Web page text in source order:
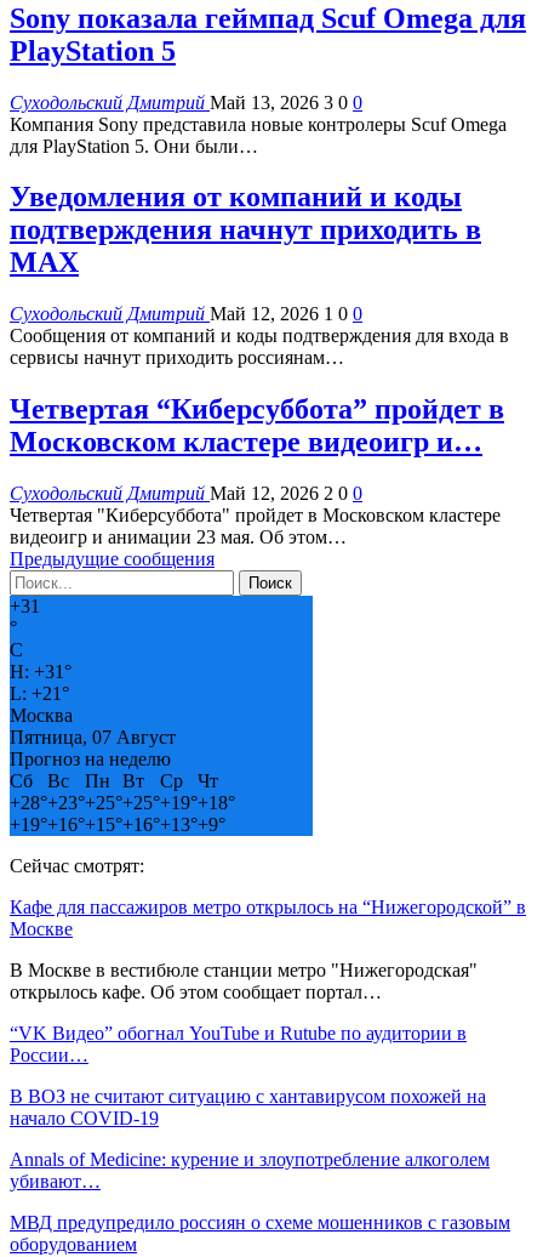
Sony показала геймпад Scuf Omega для
PlayStation 5
Суходольский Дмитрий Май 13, 2026 3 0 0
Компания Sony представила новые контролеры Scuf Omega
для PlayStation 5. Они были…
Уведомления от компаний и коды
подтверждения начнут приходить в
MAX
Суходольский Дмитрий Май 12, 2026 1 0 0
Сообщения от компаний и коды подтверждения для входа в
сервисы начнут приходить россиянам…
Четвертая “Киберсуббота” пройдет в
Московском кластере видеоигр и…
Суходольский Дмитрий Май 12, 2026 2 0 0
Четвертая "Киберсуббота" пройдет в Московском кластере
видеоигр и анимации 23 мая. Об этом…
Предыдущие сообщения
+31
°
C
H: +31°
L: +21°
Москва
Пятница, 07 Август
Прогноз на неделю
Сб
Вс Пн Вт Ср
Чт
+28°+23°+25°+25°+19°+18°
+19°+16°+15°+16°+13°+9°
Сейчас смотрят:
Кафе для пассажиров метро открылось на “Нижегородской” в
Москве
В Москве в вестибюле станции метро "Нижегородская"
открылось кафе. Об этом сообщает портал…
“VK Видео” обогнал YouTube и Rutube по аудитории в
России…
В ВОЗ не считают ситуацию с хантавирусом похожей на
начало COVID-19
Annals of Medicine: курение и злоупотребление алкоголем
убивают…
МВД предупредило россиян о схеме мошенников с газовым
оборудованием